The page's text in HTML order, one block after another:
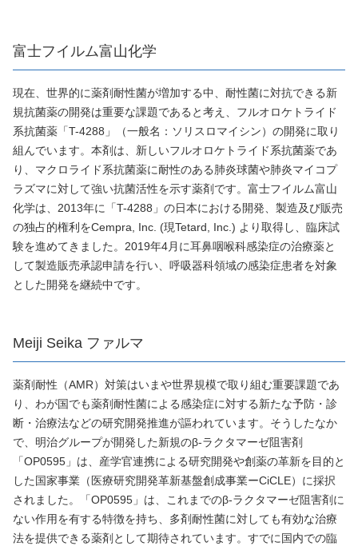
富士フイルム富山化学
現在、世界的に薬剤耐性菌が増加する中、耐性菌に対抗できる新
規抗菌薬の開発は重要な課題であると考え、フルオロケトライド
系抗菌薬「T-4288」（一般名：ソリスロマイシン）の開発に取り
組んでいます。本剤は、新しいフルオロケトライド系抗菌薬であ
り、マクロライド系抗菌薬に耐性のある肺炎球菌や肺炎マイコプ
ラズマに対して強い抗菌活性を示す薬剤です。富士フイルム富山
化学は、2013年に「T-4288」の日本における開発、製造及び販売
の独占的権利をCempra, Inc. (現Tetard, Inc.) より取得し、臨床試
験を進めてきました。2019年4月に耳鼻咽喉科感染症の治療薬と
して製造販売承認申請を行い、呼吸器科領域の感染症患者を対象
とした開発を継続中です。
Meiji Seika ファルマ
薬剤耐性（AMR）対策はいまや世界規模で取り組む重要課題であ
り、わが国でも薬剤耐性菌による感染症に対する新たな予防・診
断・治療法などの研究開発推進が謳われています。そうしたなか
で、明治グループが開発した新規のβ-ラクタマーゼ阻害剤
「OP0595」は、産学官連携による研究開発や創薬の革新を目的と
した国家事業（医療研究開発革新基盤創成事業ーCiCLE）に採択
されました。「OP0595」は、これまでのβ-ラクタマーゼ阻害剤に
ない作用を有する特徴を持ち、多剤耐性菌に対しても有効な治療
法を提供できる薬剤として期待されています。すでに国内での臨